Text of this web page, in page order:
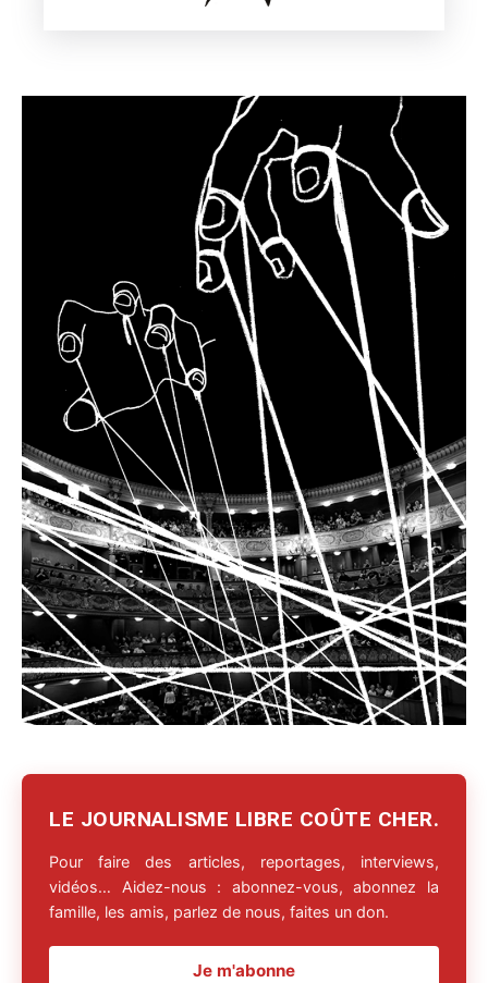
LE JOURNALISME LIBRE COÛTE CHER.
Pour faire des articles, reportages, interviews,
vidéos… Aidez-nous : abonnez-vous, abonnez la
famille, les amis, parlez de nous, faites un don.
Je m'abonne